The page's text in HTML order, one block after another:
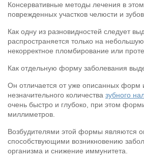
Консервативные методы лечения в
поврежденных участков челюсти и
Как одну из разновидностей следует
распространяется только на
некорректное пломбирование или
Как отдельную форму заболевания
Он отличается от уже описанных форм
незначительного количества зубного
очень быстро и глубоко, при этом
миллиметров.
Возбудителями этой формы являются
способствующими возникновению
организма и снижение иммунитета.